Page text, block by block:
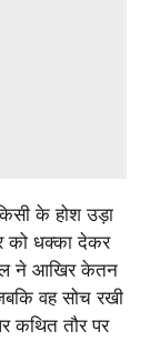
के होश उड़ा
को धक्का देकर
ने आखिर केतन
वह सोच रखी
कथित तौर पर